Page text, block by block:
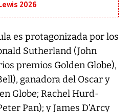
2026
es protagonizada por los
Sutherland (John
premios Golden Globe),
ganadora del Oscar y
Globe; Rachel Hurd-
Pan); y James D’Arcy